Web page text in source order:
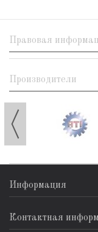
Правовая
Производители
Информация
Контактная